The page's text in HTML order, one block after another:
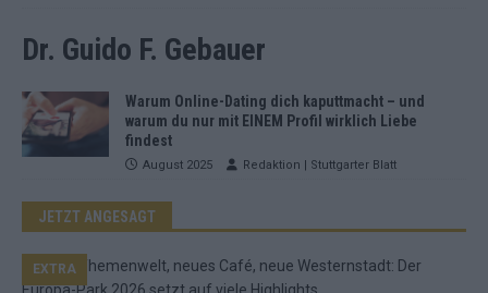
Dr. Guido F. Gebauer
Warum Online-Dating dich kaputtmacht – und
warum du nur mit EINEM Profil wirklich Liebe
findest
August 2025 Redaktion | Stuttgarter Blatt
JETZT ANGESAGT
EXTRA